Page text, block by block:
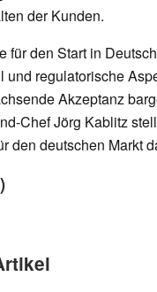
der Kunden.
für den Start in
und regulatorische
Akzeptanz
Chef Jörg Kablitz
den deutschen Markt